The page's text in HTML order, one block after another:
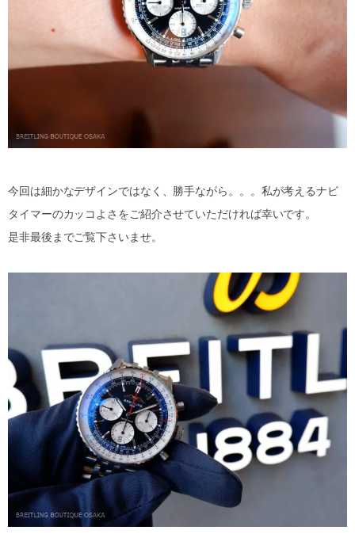
今回は細かなデザインではなく、勝手ながら。。。私が考えるナビ
タイマーのカッコよさをご紹介させていただければ幸いです。
是非最後までご覧下さいませ。